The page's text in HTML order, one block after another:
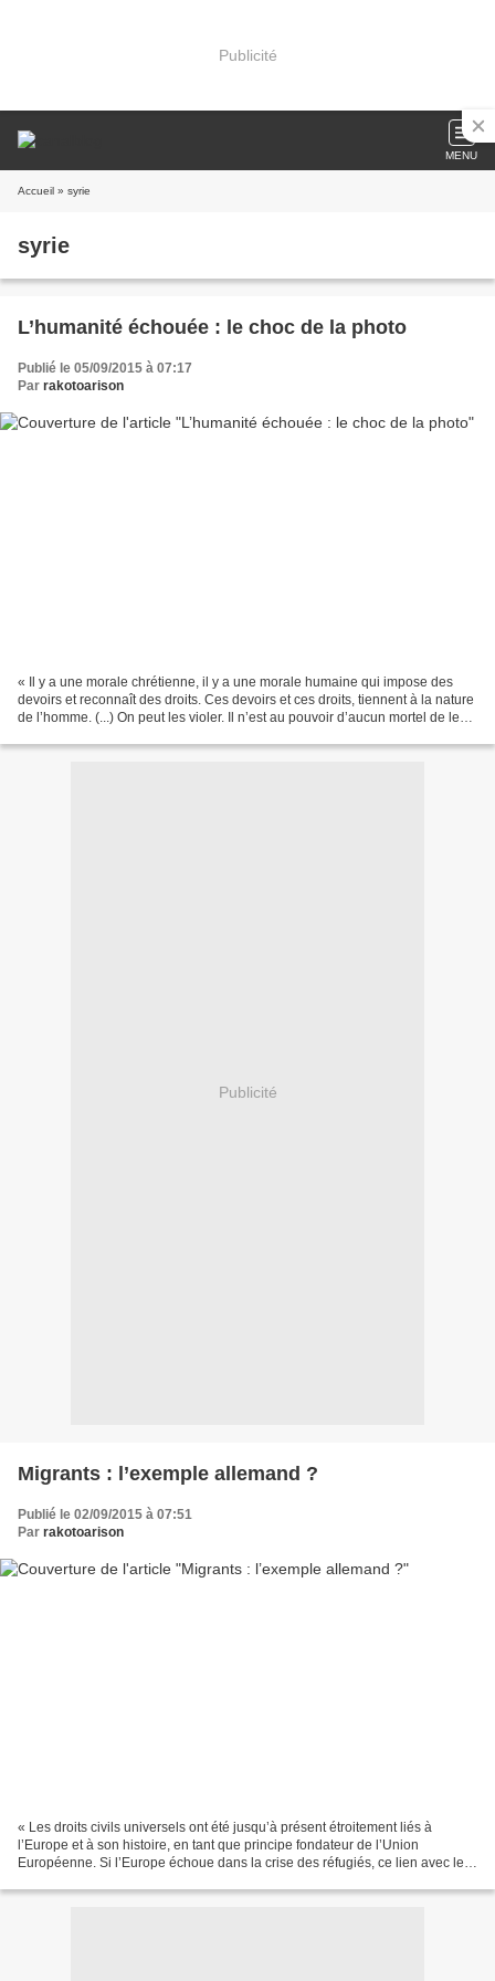
Publicité
MENU
Accueil » syrie
syrie
L’humanité échouée : le choc de la photo
Publié le 05/09/2015 à 07:17
Par rakotoarison
« Il y a une morale chrétienne, il y a une morale humaine qui impose des
devoirs et reconnaît des droits. Ces devoirs et ces droits, tiennent à la nature
de l’homme. (...) On peut les violer. Il n’est au pouvoir d’aucun mortel de les
Publicité
Migrants : l’exemple allemand ?
Publié le 02/09/2015 à 07:51
Par rakotoarison
« Les droits civils universels ont été jusqu’à présent étroitement liés à
l’Europe et à son histoire, en tant que principe fondateur de l’Union
Européenne. Si l’Europe échoue dans la crise des réfugiés, ce lien avec les